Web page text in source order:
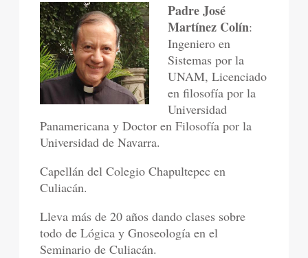
Padre José
Martínez Colín:
Ingeniero en
Sistemas por la
UNAM, Licenciado
en filosofía por la
Universidad
Panamericana y Doctor en Filosofía por la
Universidad de Navarra.
Capellán del Colegio Chapultepec en
Culiacán.
Lleva más de 20 años dando clases sobre
todo de Lógica y Gnoseología en el
Seminario de Culiacán.